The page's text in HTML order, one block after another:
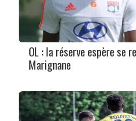
OL : la réserve espère se
Marignane